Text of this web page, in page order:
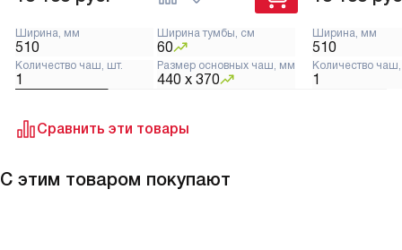
Сравнить эти товары
Ширина, мм
510
Ширина тумбы, см
60
Количество чаш, шт.
1
Размер основных чаш, мм
440 х 370
Ширина, мм
510
Количество
1
С этим товаром покупают